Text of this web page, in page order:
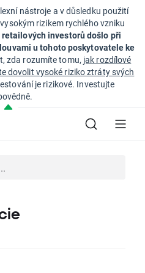
nástroje a v důsledku použití
rizikem rychlého vzniku
retailových investorů došlo při
u tohoto poskytovatele ke
zda rozumíte tomu, jak rozdílové
dovolit vysoké riziko ztráty svých
je rizikové. Investujte